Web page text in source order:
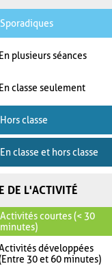
Sporadiques
En plusieurs séances
En classe seulement
Hors classe
En classe et hors classe
DE L'ACTIVITÉ
Activités courtes (< 30
minutes)
développées
30 et 60 minutes)